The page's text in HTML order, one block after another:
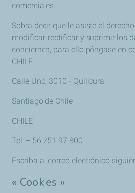
comerciales.
Sobra decir que le asiste el
modificar, rectificar y suprimir los
conciernen, para ello póngase en
CHILE
Calle Uno, 3010 - Quilicura
Santiago de Chile
CHILE
Tel: + 56 251 97 800
Escriba al correo electrónico
« Cookies »